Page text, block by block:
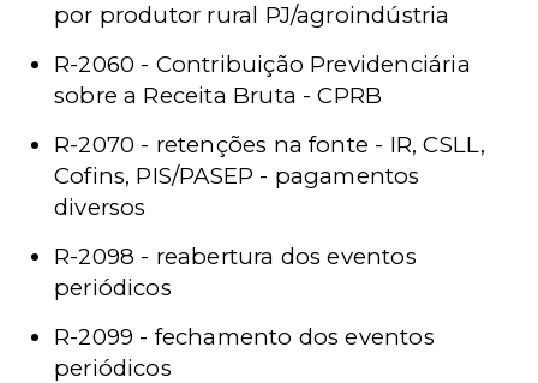
por produtor rural PJ/agroindústria
R-2060 - Contribuição Previdenciária
sobre a Receita Bruta - CPRB
R-2070 - retenções na fonte - IR, CSLL,
Cofins, PIS/PASEP - pagamentos
diversos
R-2098 - reabertura dos eventos
periódicos
R-2099 - fechamento dos eventos
periódicos